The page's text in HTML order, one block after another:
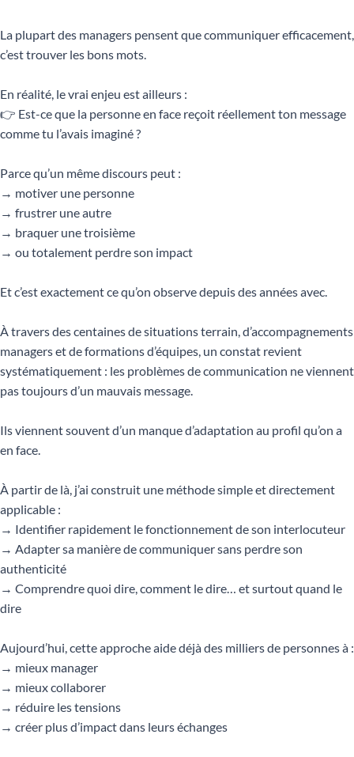
La plupart des managers pensent que communiquer efficacement,
c’est trouver les bons mots.
En réalité, le vrai enjeu est ailleurs :
👉 Est-ce que la personne en face reçoit réellement ton message
comme tu l’avais imaginé ?
Parce qu’un même discours peut :
→ motiver une personne
→ frustrer une autre
→ braquer une troisième
→ ou totalement perdre son impact
Et c’est exactement ce qu’on observe depuis des années avec.
À travers des centaines de situations terrain, d’accompagnements
managers et de formations d’équipes, un constat revient
systématiquement : les problèmes de communication ne viennent
pas toujours d’un mauvais message.
Ils viennent souvent d’un manque d’adaptation au profil qu’on a
en face.
À partir de là, j’ai construit une méthode simple et directement
applicable :
→ Identifier rapidement le fonctionnement de son interlocuteur
→ Adapter sa manière de communiquer sans perdre son
authenticité
→ Comprendre quoi dire, comment le dire… et surtout quand le
dire
Aujourd’hui, cette approche aide déjà des milliers de personnes à :
→ mieux manager
→ mieux collaborer
→ réduire les tensions
→ créer plus d’impact dans leurs échanges